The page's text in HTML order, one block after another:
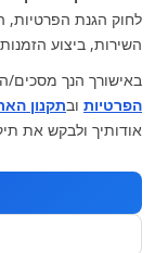
השירות, ביצוע
באישורך הנך מסכים/
הפרטיות ובתקנון
אודותיך ולבקש את